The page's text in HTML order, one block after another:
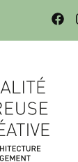
des